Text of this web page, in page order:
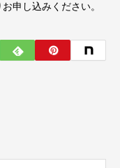
申し込みください。